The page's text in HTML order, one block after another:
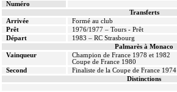
Numéro
Transferts
Arrivée
Formé au club
Prêt
1976/1977 – Tours - Prêt
Départ
1983 – RC Strasbourg
Palmarès à Monaco
Vainqueur
Champion de France 1978 et 1982
Coupe de France 1980
Second
Finaliste de la Coupede France 1974
Distinctions